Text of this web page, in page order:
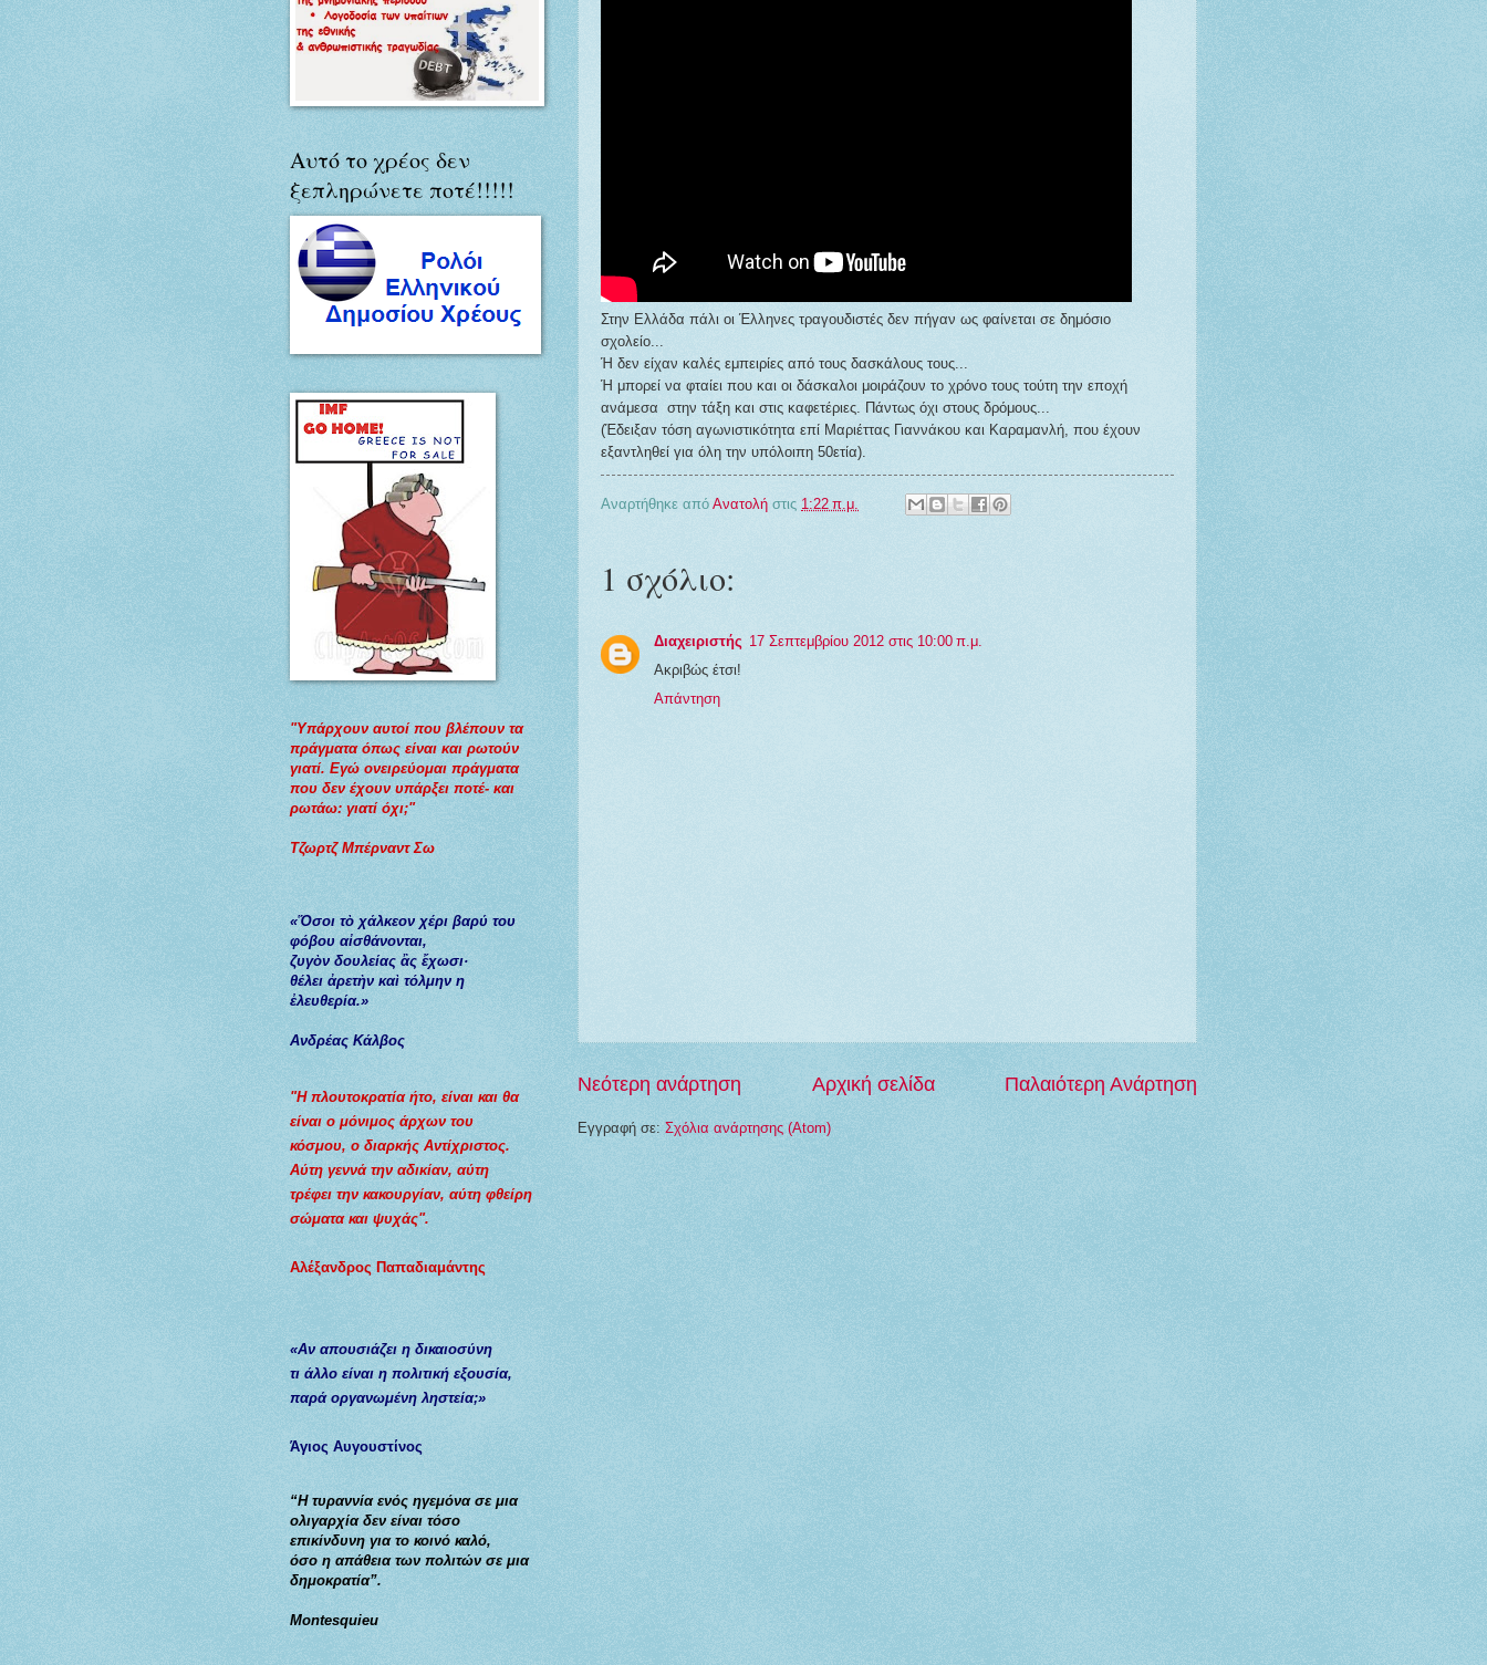
Στην Ελλάδα πάλι οι Έλληνες τραγουδιστές δεν πήγαν ως φαίνεται σε δημόσιο
σχολείο...
Ή δεν είχαν καλές εμπειρίες από τους δασκάλους τους...
Ή μπορεί να φταίει που και οι δάσκαλοι μοιράζουν το χρόνο τους τούτη την εποχή
ανάμεσα στην τάξη και στις καφετέριες. Πάντως όχι στους δρόμους...
(Έδειξαν τόση αγωνιστικότητα επί Μαριέττας Γιαννάκου και Καραμανλή, που έχουν
εξαντληθεί για όλη την υπόλοιπη 50ετία).
Αναρτήθηκε από Ανατολή στις 1:22 π.μ.
1 σχόλιο:
Διαχειριστής 17 Σεπτεμβρίου 2012 στις 10:00 π.μ.
Ακριβώς έτσι!
Απάντηση
Νεότερη ανάρτηση Παλαιότερη Ανάρτηση
Αρχική σελίδα
Εγγραφή σε: Σχόλια ανάρτησης (Atom)
Αυτό το χρέος δεν
ξεπληρώνετε ποτέ!!!!!
"Υπάρχουν αυτοί που βλέπουν τα
πράγματα όπως είναι και ρωτούν
γιατί. Εγώ ονειρεύομαι πράγματα
που δεν έχουν υπάρξει ποτέ- και
ρωτάω: γιατί όχι;"
Τζωρτζ Μπέρναντ Σω
«Ὅσοι τὸ χάλκεον χέρι βαρύ του
φόβου αἰσθάνονται,
ζυγὸν δουλείας ἂς ἔχωσι·
θέλει ἀρετὴν καὶ τόλμην η
ἐλευθερία.»
Ανδρέας Κάλβος
"Η πλουτοκρατία ήτο, είναι και θα
είναι ο μόνιμος άρχων του
κόσμου, ο διαρκής Αντίχριστος.
Αύτη γεννά την αδικίαν, αύτη
τρέφει την κακουργίαν, αύτη φθείρη
σώματα και ψυχάς".
Αλέξανδρος Παπαδιαμάντης
«Αν απουσιάζει η δικαιοσύνη
τι άλλο είναι η πολιτική εξουσία,
παρά οργανωμένη ληστεία;»
Άγιος Αυγουστίνος
“Η τυραννία ενός ηγεμόνα σε μια
ολιγαρχία δεν είναι τόσο
επικίνδυνη για το κοινό καλό,
όσο η απάθεια των πολιτών σε μια
δημοκρατία”.
Montesquieu